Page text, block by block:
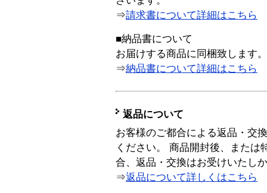
⇒請求書について詳細はこちら
■納品書について
お届けする商品に同梱致します。
⇒納品書について詳細はこちら
返品について
お客様のご都合による返品・交
ください。 商品開封後、または
合、返品・交換はお受けいたし
⇒返品について詳しくはこちら